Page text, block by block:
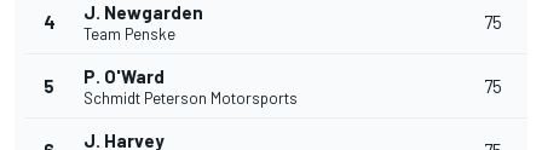
4 J. Newgarden
Team Penske
75
5 P. O'Ward
Schmidt Peterson Motorsports
75
J. Harvey